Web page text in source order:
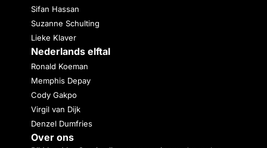
Sifan Hassan
Suzanne Schulting
Lieke Klaver
Nederlands elftal
Ronald Koeman
Memphis Depay
Cody Gakpo
Virgil van Dijk
Denzel Dumfries
Over ons